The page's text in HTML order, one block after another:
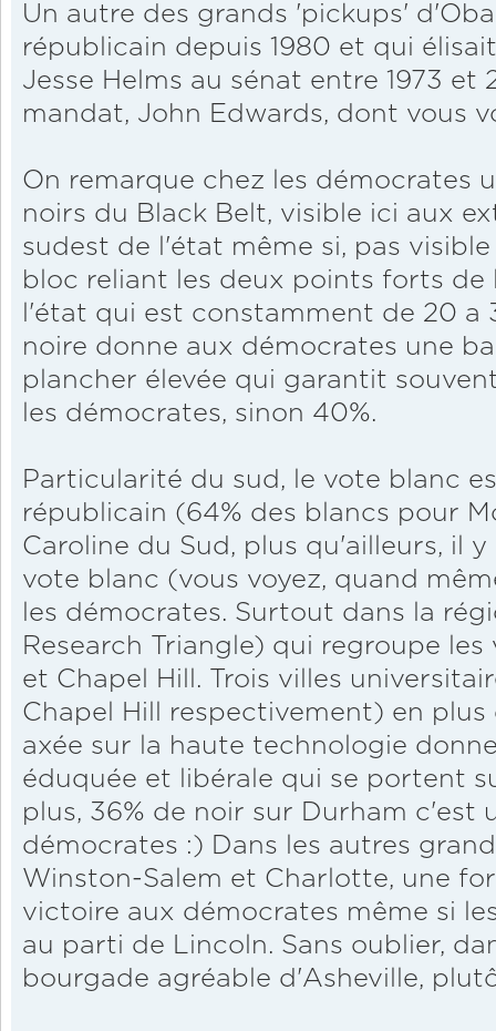
Un autre des grands 'pickups'
républicain depuis 1980 et qui
Jesse Helms au sénat entre 1973
mandat, John Edwards, dont vous
On remarque chez les démocrates
noirs du Black Belt, visible ici aux
sudest de l'état même si, pas
bloc reliant les deux points forts
l'état qui est constamment de 20 a
noire donne aux démocrates une
plancher élevée qui garantit
les démocrates, sinon 40%.
Particularité du sud, le vote blanc
républicain (64% des blancs pour
Caroline du Sud, plus qu'ailleurs, il
vote blanc (vous voyez, quand
les démocrates. Surtout dans la
Research Triangle) qui regroupe
et Chapel Hill. Trois villes
Chapel Hill respectivement) en
axée sur la haute technologie
éduquée et libérale qui se portent
plus, 36% de noir sur Durham c'est
démocrates :) Dans les autres
Winston-Salem et Charlotte, une
victoire aux démocrates même si
au parti de Lincoln. Sans oublier,
bourgade agréable d'Asheville,